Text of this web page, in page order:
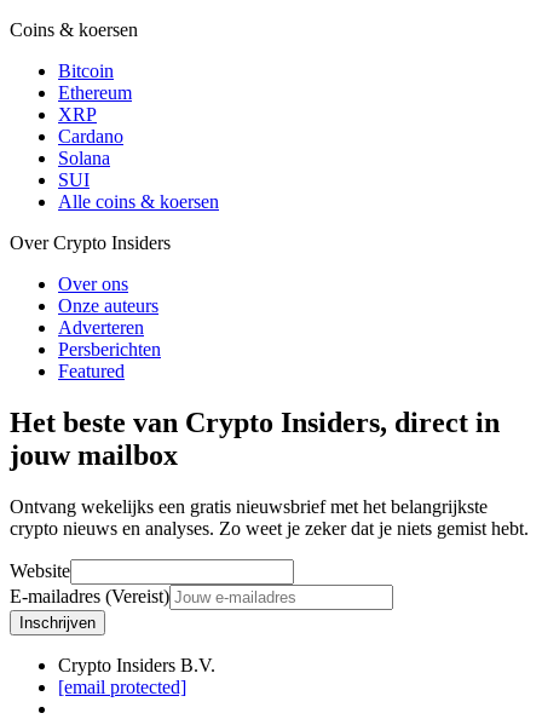
Coins & koersen
Bitcoin
Ethereum
XRP
Cardano
Solana
SUI
Alle coins & koersen
Over Crypto Insiders
Over ons
Onze auteurs
Adverteren
Persberichten
Featured
Het beste van Crypto Insiders, direct in
jouw mailbox
Ontvang wekelijks een gratis nieuwsbrief met het belangrijkste
crypto nieuws en analyses. Zo weet je zeker dat je niets gemist hebt.
Website
E-mailadres (Vereist)
Inschrijven
Crypto Insiders B.V.
[email protected]